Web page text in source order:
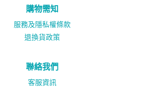
購物需知
服務及隱私權條款
退換貨政策
聯絡我們
客服資訊